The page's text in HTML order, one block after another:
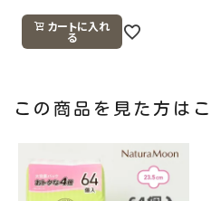
カートに入れ
る
この商品を見た方は